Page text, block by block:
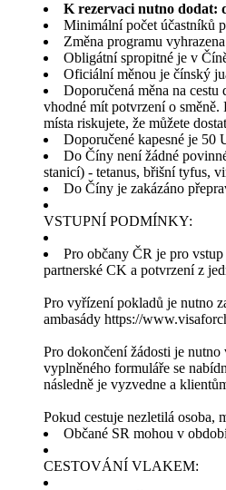
K rezervaci nutno dodat:
Minimální počet účastníků
Změna programu
Obligátní spropitné je v
Oficiální měnou je čínský
Doporučená měna na
vhodné mít potvrzení o
místa riskujete, že můžete
Doporučené kapesné je 50
Do Číny není žádné
stanicí) - tetanus, břišní tyfus,
Do Číny je zakázáno
VSTUPNÍ PODMÍNKY:
Pro občany ČR je pro
partnerské CK a potvrzení z
Pro vyřízení pokladů je nutno
ambasády https://
Pro dokončení žádosti je
vyplněného formuláře se
následně je vyzvedne a
Pokud cestuje nezletilá osoba,
Občané SR mohou v
CESTOVÁNÍ VLAKEM: